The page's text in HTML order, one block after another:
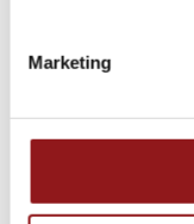
Marketing